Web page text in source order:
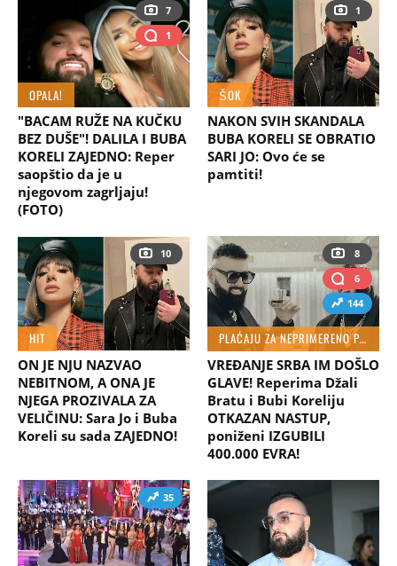
7
1
OPALA!
"BACAM RUŽE NA KUČKU
BEZ DUŠE"! DALILA I BUBA
KORELI ZAJEDNO: Reper
saopštio da je u
njegovom zagrljaju!
(FOTO)
1
ŠOK
NAKON SVIH SKANDALA
BUBA KORELI SE OBRATIO
SARI JO: Ovo će se
pamtiti!
10
HIT
ON JE NJU NAZVAO
NEBITNOM, A ONA JE
NJEGA PROZIVALA ZA
VELIČINU: Sara Jo i Buba
Koreli su sada ZAJEDNO!
8
6
144
PLAĆAJU ZA NEPRIMERENO PONAŠENJE
VREĐANJE SRBA IM DOŠLO
GLAVE! Reperima Džali
Bratu i Bubi Koreliju
OTKAZAN NASTUP,
poniženi IZGUBILI
400.000 EVRA!
35